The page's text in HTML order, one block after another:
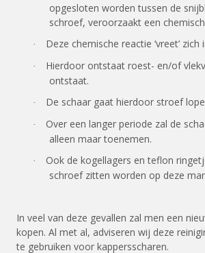
opgesloten worden tussen de
schroef, veroorzaakt een
· Deze chemische reactie ‘vreet’
·
Hierdoor ontstaat roest- en/of
ontstaat.
· De schaar gaat hierdoor stroef
·
Over een langer periode zal de
alleen maar toenemen.
·
Ook de kogellagers en teflon
schroef zitten worden op deze
In veel van deze gevallen zal men een
kopen. Al met al, adviseren wij deze
te gebruiken voor kappersscharen.